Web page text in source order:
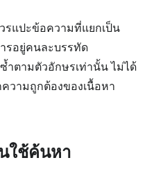
รแปะข้อความที่แยกเป็น
รอยู่คนละบรรทัด
ำตามตัวอักษรเท่านั้น ไม่ได้
วามถูกต้องของเนื้อหา
ใช้ค้นหา